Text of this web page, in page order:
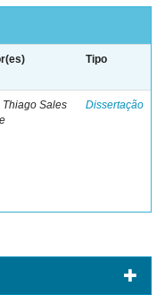
Tipo
Thiago Sales
Dissertação